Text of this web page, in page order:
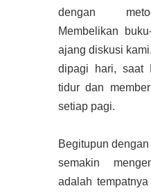
dengan
Membelikan
ajang diskusi
dipagi hari, saat
tidur dan
setiap pagi.
Begitupun
semakin
adalah